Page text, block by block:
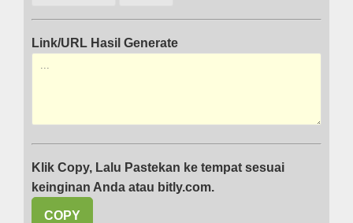
Link/URL Hasil Generate
Klik Copy, Lalu Pastekan ke tempat sesuai
keinginan Anda atau bitly.com.
COPY